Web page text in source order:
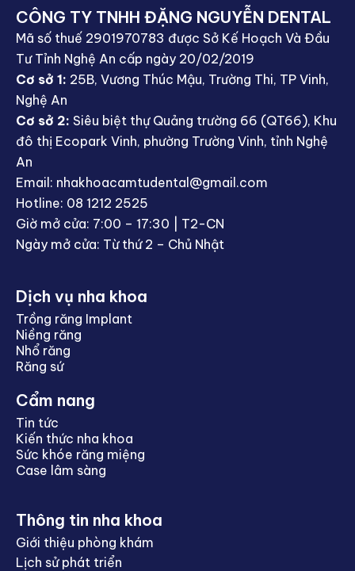
CÔNG TY TNHH ĐẶNG NGUYỄN DENTAL
Mã số thuế 2901970783 được Sở Kế Hoạch Và Đầu
Tư Tỉnh Nghệ An cấp ngày 20/02/2019
Cơ sở 1: 25B, Vương Thúc Mậu, Trường Thi, TP Vinh,
Nghệ An
Cơ sở 2: Siêu biệt thự Quảng trường 66 (QT66), Khu
đô thị Ecopark Vinh, phường Trường Vinh, tỉnh Nghệ
An
Email: nhakhoacamtudental@gmail.com
Hotline: 08 1212 2525
Giờ mở cửa: 7:00 – 17:30 | T2-CN
Ngày mở cửa: Từ thứ 2 – Chủ Nhật
Dịch vụ nha khoa
Trồng răng Implant
Niềng răng
Nhổ răng
Răng sứ
Cẩm nang
Tin tức
Kiến thức nha khoa
Sức khóe răng miệng
Case lâm sàng
Thông tin nha khoa
Giới thiệu phòng khám
Lịch sử phát triển